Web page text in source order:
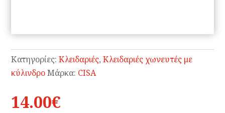
Κατηγορίες:Κλειδαριές,Κλειδαριές χωνευτές με
κύλινδρο Μάρκα: CISA
14.00€